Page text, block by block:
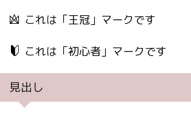
これは「王冠」マークです
これは「初心者」マークです
見出し